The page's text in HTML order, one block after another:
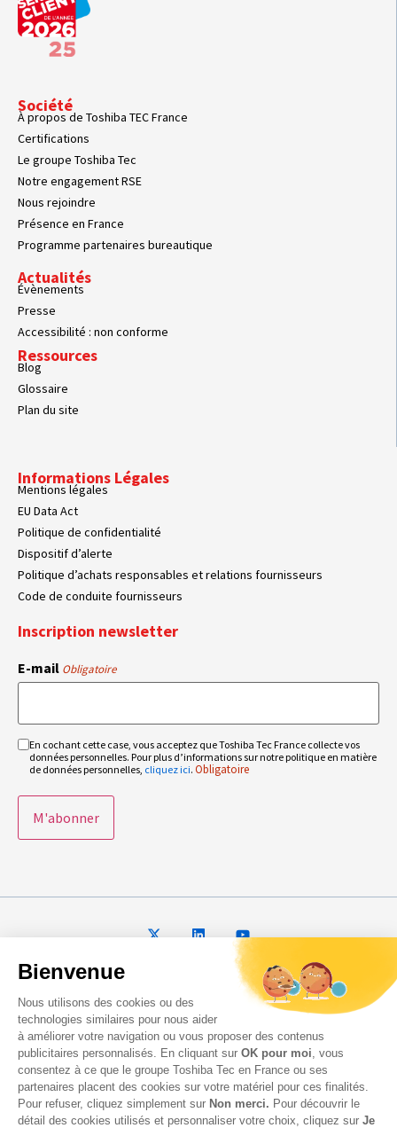
Société
À propos de Toshiba TEC France
Certifications
Le groupe Toshiba Tec
Notre engagement RSE
Nous rejoindre
Présence en France
Programme partenaires bureautique
Actualités
Évènements
Presse
Accessibilité : non conforme
Ressources
Blog
Glossaire
Plan du site
Informations Légales
Mentions légales
EU Data Act
Politique de confidentialité
Dispositif d’alerte
Politique d’achats responsables et relations fournisseurs
Code de conduite fournisseurs
Inscription newsletter
E-mail Obligatoire
RGPD
Obligatoire
En cochant cette case, vous acceptez que Toshiba Tec France collecte vos
données personnelles. Pour plus d’informations sur notre politique en matière
de données personnelles, cliquez ici. Obligatoire
© 2026 Toshiba Tec France Imaging Systems – Tous droits
réservés
Bienvenue
Nous utilisons des cookies ou des
technologies similaires pour nous aider
à améliorer votre navigation ou vous proposer des contenus
publicitaires personnalisés. En cliquant sur OK pour moi , vous
consentez à ce que le groupe Toshiba Tec en France ou ses
partenaires placent des cookies sur votre matériel pour ces finalités.
Pour refuser, cliquez simplement sur Non merci. Pour découvrir le
détail des cookies utilisés et personnaliser votre choix, cliquez sur Je